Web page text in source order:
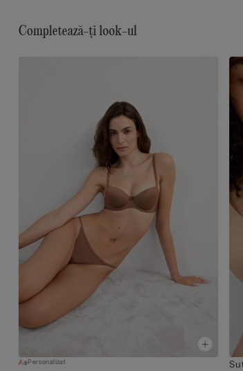
numeroasele particularități care o caracterizează:
foarte moale și ultra-fină la atingere, învăluie
este aproape impalpabilă, pentru un efect
este imperceptibilă la purtare... este aliatul perfect
Completează-ți look-ul
Personalizat